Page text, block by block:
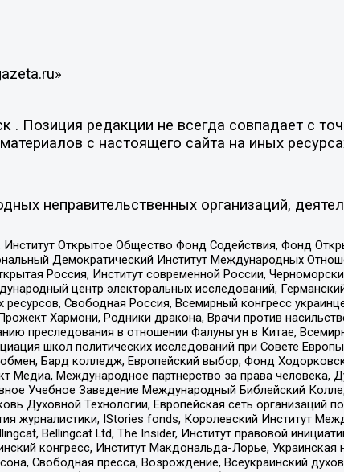
Позиция редакции не всегда совпадает с
с настоящего сайта на иных
неправительственных организаций,
Открытое Общество Фонд Содействия, Фонд
Демократический Институт Международных
Россия, Институт современной России,
центр электоральных исследований,
Свободная Россия, Всемирный конгресс
Хармони, Родники дракона, Врачи против
преследования в отношении Фалуньгун в Китае,
школ политических исследований при Совете
Бард колледж, Европейский выбор, Фонд
Международное партнерство за права человека,
Учебное Заведение Международный Библейский
Духовной Технологии, Европейская сеть
журналистики, IStories fonds, Королевский Институт
Bellingcat Ltd, The Insider, Институт правовой
конгресс, Институт Макдональда-Лорье,
Свободная пресса, Возрождение, Всеукраинский